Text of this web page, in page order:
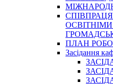
ПЛАН
Засідання